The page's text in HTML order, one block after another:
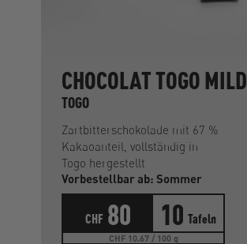
CHOCOLAT TOGO MILD
TOGO
Zartbitterschokolade mit 67 %
Kakaoanteil, vollständig in
Togo hergestellt
Vorbestellbar ab: Sommer
CHF 80 10 Tafeln
CHF 10.67 / 100 g